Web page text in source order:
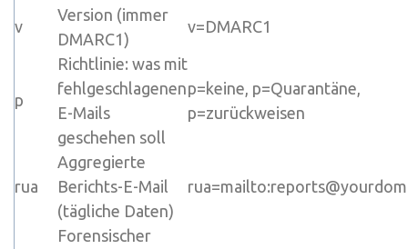
v
Version (immer
DMARC1)
v=DMARC1
p
Richtlinie: was mit
fehlgeschlagenen
E-Mails
geschehen soll
p=keine p=Quarantäne
p=zurückweisen
rua
Aggregierte
Berichts-E-Mail
(tägliche Daten)
Forensischer